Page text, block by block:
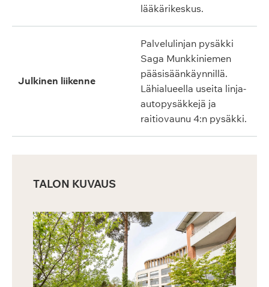
lääkärikeskus.
Julkinen liikenne
Palvelulinjan pysäkki
Saga Munkkiniemen
pääsisäänkäynnillä.
Lähialueella useita linja-
autopysäkkejä ja
raitiovaunu 4:n pysäkki.
TALON KUVAUS